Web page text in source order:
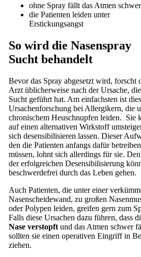
ohne Spray fällt das Atmen schwer
die Patienten leiden unter
Erstickungsangst
So wird die Nasenspray
Sucht behandelt
Bevor das Spray abgesetzt wird, forscht
Arzt üblicherweise nach der Ursache,
Sucht geführt hat. Am einfachsten ist
Ursachenforschung bei Allergikern, die
chronischem Heuschnupfen leiden. Sie
auf einen alternativen Wirkstoff
sich desensibilisieren lassen. Dieser
den die Patienten anfangs dafür betreiben
müssen, lohnt sich allerdings für sie.
der erfolgreichen Desensibilisierung
beschwerdefrei durch das Leben gehen.
Auch Patienten, die unter einer
Nasenscheidewand, zu großen
oder Polypen leiden, greifen gern zum
Falls diese Ursachen dazu führen, dass
Nase verstopft und das Atmen schwer
sollten sie einen operativen Eingriff in
ziehen.